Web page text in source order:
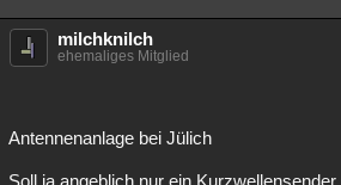
milchknilch
ehemaliges Mitglied
Antennenanlage bei Jülich
Soll ja angeblich nur ein Kurzwellensender